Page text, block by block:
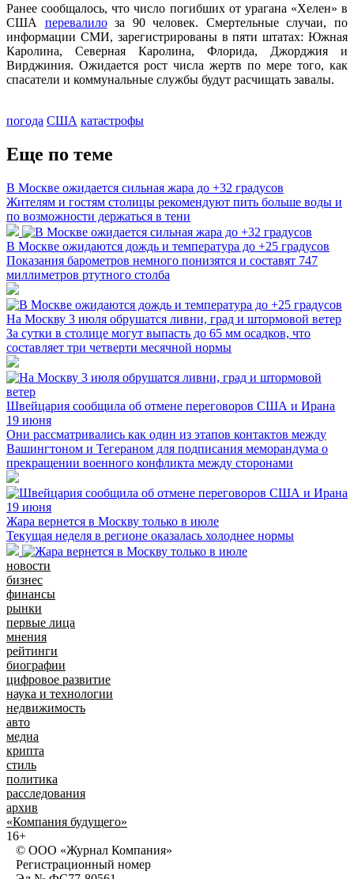
Ранее сообщалось, что число погибших от урагана «Хелен» в
США перевалилоза 90 человек. Смертельные случаи, по
информации СМИ, зарегистрированы в пяти штатах: Южная
Каролина, Северная Каролина, Флорида, Джорджия и
Вирджиния. Ожидается рост числа жертв по мере того, как
спасатели и коммунальные службы будут расчищать завалы.
погода США катастрофы
Еще по теме
В Москве ожидается сильная жара до +32 градусов
Жителям и гостям столицы рекомендуют пить больше воды и
по возможности держаться в тени
В Москве ожидаются дождь и температура до +25 градусов
Показания барометров немного понизятся и составят 747
миллиметров ртутного столба
На Москву 3 июля обрушатся ливни, град и штормовой ветер
За сутки в столице могут выпасть до 65 мм осадков, что
составляет три четверти месячной нормы
Швейцария сообщила об отмене переговоров США и Ирана
19 июня
Они рассматривались как один из этапов контактов между
Вашингтоном и Тегераном для подписания меморандума о
прекращении военного конфликта между сторонами
Жара вернется в Москву только в июле
Текущая неделя в регионе оказалась холоднее нормы
новости
бизнес
финансы
рынки
первые лица
мнения
рейтинги
биографии
цифровое развитие
наука и технологии
недвижимость
авто
медиа
крипта
стиль
политика
расследования
архив
«Компания будущего»
16+
© ООО «Журнал Компания»
Регистрационный номер